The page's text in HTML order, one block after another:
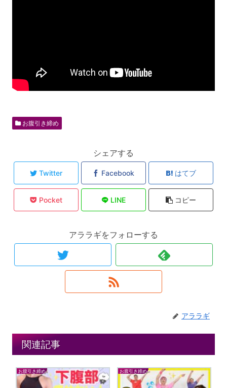
お腹引き締め
シェアする
Twitter Facebook はてブ
Pocket LINE コピー
アララギをフォローする
アララギ
関連記事
お腹引き締め お腹引き締め